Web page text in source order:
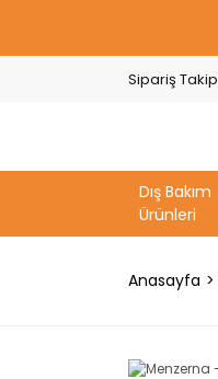
Sipariş Takip
Dış Bakım
Ürünleri
Anasayfa